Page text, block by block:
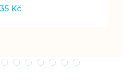
35 Kč